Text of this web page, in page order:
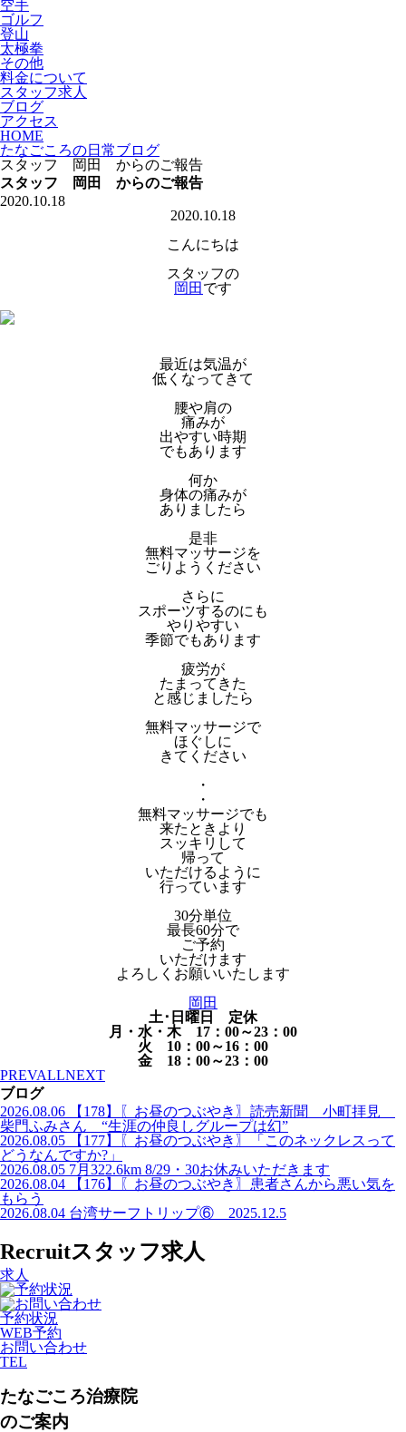
空手
ゴルフ
登山
太極拳
その他
料金について
スタッフ求人
ブログ
アクセス
HOME
たなごころの日常ブログ
スタッフ 岡田 からのご報告
スタッフ 岡田 からのご報告
2020.10.18
2020.10.18
こんにちは
スタッフの
岡田 です
最近は気温が
低くなってきて
腰や肩の
痛みが
出やすい時期
でもあります
何か
身体の痛みが
ありましたら
是非
無料マッサージを
ごりようください
さらに
スポーツするのにも
やりやすい
季節でもあります
疲労が
たまってきた
と感じましたら
無料マッサージで
ほぐしに
きてください
・
・
無料マッサージでも
来たときより
スッキリして
帰って
いただけるように
行っています
30分単位
最長60分で
ご予約
いただけます
よろしくお願いいたします
岡田
土･日曜日 定休
月・水・木 17：00～23：00
火 10：00～16：00
金 18：00～23：00
PREVALLNEXT
ブログ
2026.08.06
【178】〖お昼のつぶやき〗読売新聞 小町拝見
柴門ふみさん “生涯の仲良しグループは幻”
2026.08.05
【177】〖お昼のつぶやき〗「このネックレスって
どうなんですか?」
2026.08.05 7月322.6km 8/29・30お休みいただきます
2026.08.04
【176】〖お昼のつぶやき〗患者さんから悪い気を
もらう
2026.08.04 台湾サーフトリップ⑥ 2025.12.5
Recruitスタッフ求人
求人
予約状況
WEB予約
お問い合わせ
TEL
たなごころ治療院
のご案内